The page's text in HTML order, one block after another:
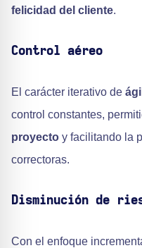
felicidad del cliente.
Control aéreo
El carácter iterativo de ágil
control constantes,
proyecto y facilitando la
correctoras.
Disminución de
Con el enfoque